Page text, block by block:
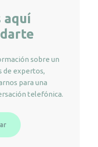
aquí
sobre un
de expertos,
para una
telefónica.